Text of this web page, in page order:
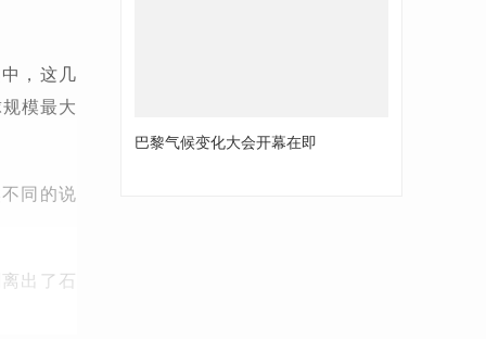
，这几
模最大
同的说
出了石
巴黎气候变化大会开幕在即